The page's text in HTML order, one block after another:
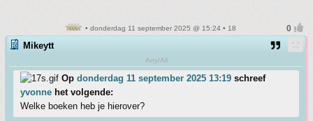
• donderdag 11 september 2025 @ 15:24 • 18
Mikeytt
Any/All
Op donderdag 11 september 2025 13:19 schreef
yvonne het volgende:
Welke boeken heb je hierover?